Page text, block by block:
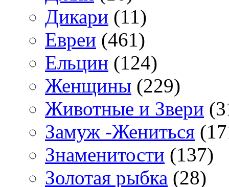
Дикари (11)
Евреи (461)
Ельцин (124)
Женщины (229)
Животные и Звери
Замуж -Жениться
Знаменитости (137)
Золотая рыбка (28)